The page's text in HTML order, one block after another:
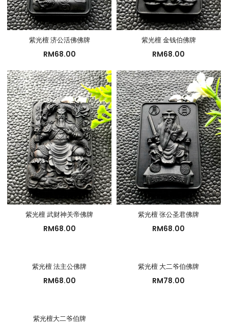
紫光檀 济公活佛佛牌
RM68.00
紫光檀 金钱伯佛牌
RM68.00
紫光檀 武财神关帝佛牌
RM68.00
紫光檀 张公圣君佛牌
RM68.00
紫光檀 法主公佛牌
RM68.00
紫光檀 大二爷伯佛牌
RM78.00
紫光檀大二爷伯牌